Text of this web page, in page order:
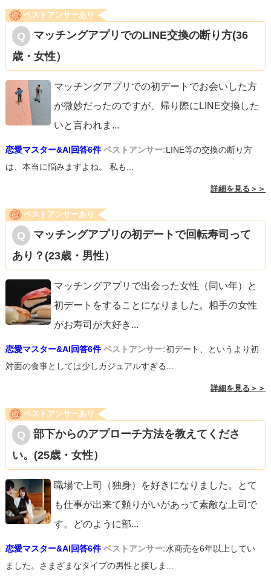
ベストアンサーあり
マッチングアプリでのLINE交換の断り方(36
歳・女性）
マッチングアプリでの初デートでお会いした方
が微妙だったのですが、帰り際にLINE交換した
いと言われま ...
恋愛マスター&AI回答6件 ベストアンサー:LINE等の交換の断り方
は、本当に悩みますよね。 私も...
詳細を見る＞＞
ベストアンサーあり
マッチングアプリの初デートで回転寿司って
あり？(23歳・男性）
マッチングアプリで出会った女性（同い年）と
初デートをすることになりました。相手の女性
がお寿司が大好き ...
恋愛マスター&AI回答6件 ベストアンサー:初デート、というより初
対面の食事としては少しカジュアルすぎる...
詳細を見る＞＞
ベストアンサーあり
部下からのアプローチ方法を教えてくださ
い。(25歳・女性）
職場で上司（独身）を好きになりました。とて
も仕事が出来て頼りがいがあって素敵な上司で
す。どのように部...
恋愛マスター&AI回答6件 ベストアンサー:水商売を6年以上してい
ました。さまざまなタイプの男性と接しま...